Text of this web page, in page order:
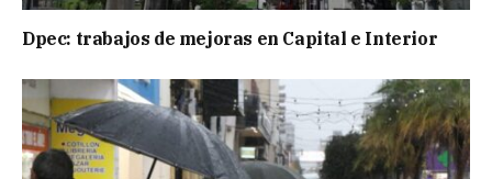
Dpec: trabajos de mejoras en Capital e Interior